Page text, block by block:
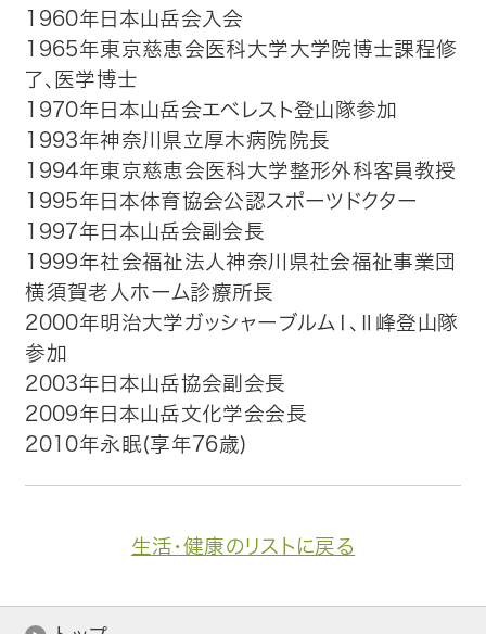
1960年日本山岳会入会
1965年東京慈恵会医科大学大学院博士課程修
了、医学博士
1970年日本山岳会エベレスト登山隊参加
1993年神奈川県立厚木病院院長
1994年東京慈恵会医科大学整形外科客員教授
1995年日本体育協会公認スポーツドクター
1997年日本山岳会副会長
1999年社会福祉法人神奈川県社会福祉事業団
横須賀老人ホーム診療所長
2000年明治大学ガッシャーブルムⅠ、Ⅱ峰登山隊
参加
2003年日本山岳協会副会長
2009年日本山岳文化学会会長
2010年永眠(享年76歳)
生活・健康のリストに戻る